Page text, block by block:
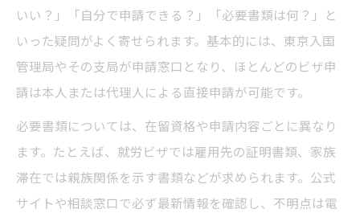
いい？」「自分で申請できる？」「必要書類は何？」と
いった疑問がよく寄せられます。基本的には、東京入国
管理局やその支局が申請窓口となり、ほとんどのビザ申
請は本人または代理人による直接申請が可能です。
必要書類については、在留資格や申請内容ごとに異なり
ます。たとえば、就労ビザでは雇用先の証明書類、家族
滞在では親族関係を示す書類などが求められます。公式
サイトや相談窓口で必ず最新情報を確認し、不明点は電